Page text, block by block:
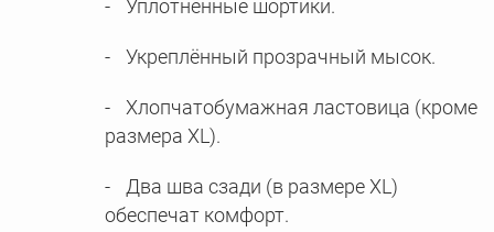
Уплотнённые шортики.
Укреплённый прозрачный мысок.
Хлопчатобумажная ластовица (кроме
размера XL).
Два шва сзади (в размере XL)
обеспечат комфорт.